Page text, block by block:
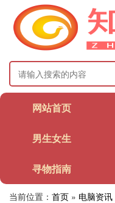
网站首页
男生女生
寻物指南
当前位置： 首页 » 电脑资讯